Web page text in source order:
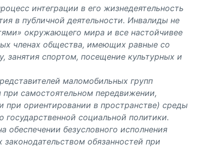
интеграции в его жизнедеятельность
в публичной деятельности. Инвалиды не
окружающего мира и все настойчивее
членах общества, имеющих равные со
занятия спортом, посещение культурных и
маломобильных групп
самостоятельном передвижении,
ориентировании в пространстве) среды
государственной социальной политики.
обеспечении безусловного исполнения
обязанностей при